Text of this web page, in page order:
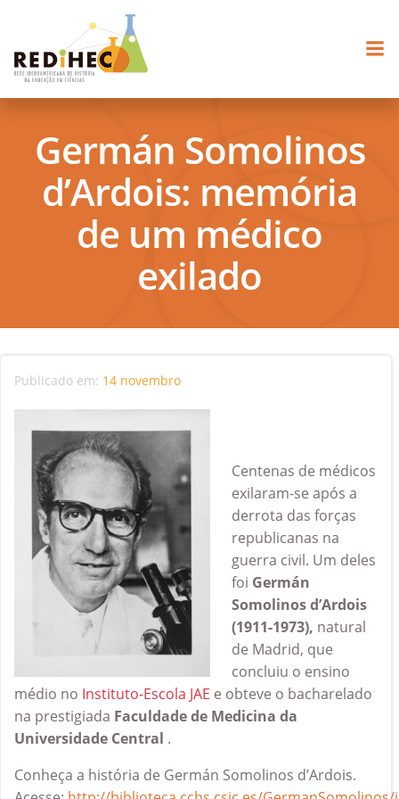
Germán Somolinos
d’Ardois: memória
de um médico
exilado
Publicado em: 14 novembro
Centenas de médicos
exilaram-se após a
derrota das forças
republicanas na
guerra civil. Um deles
foi Germán
Somolinos d’Ardois
(1911-1973), natural
de Madrid, que
concluiu o ensino
médio no Instituto-Escola JAE e obteve o bacharelado
na prestigiada Faculdade de Medicina da
Universidade Central .
Conheça a história de Germán Somolinos d’Ardois.